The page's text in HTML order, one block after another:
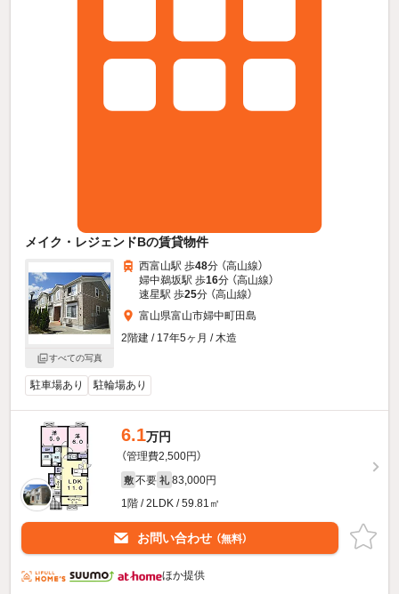
メイク・レジェンドBの賃貸物件
すべての写真
西富山駅 歩48分 （高山線）
婦中鵜坂駅 歩16分 （高山線）
速星駅 歩25分 （高山線）
富山県富山市婦中町田島
2階建 / 17年5ヶ月 / 木造
駐車場あり 駐輪場あり
6.1万円
（管理費2,500円）
敷 不要 礼 83,000円
1階 / 2LDK / 59.81㎡
お問い合わせ （無料）
ほか提供